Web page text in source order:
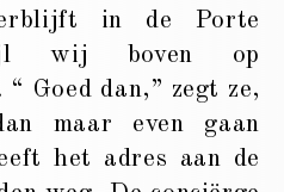
in de Porte
wij boven op
Goed dan,” zegt ze,
maar even gaan
het adres aan de